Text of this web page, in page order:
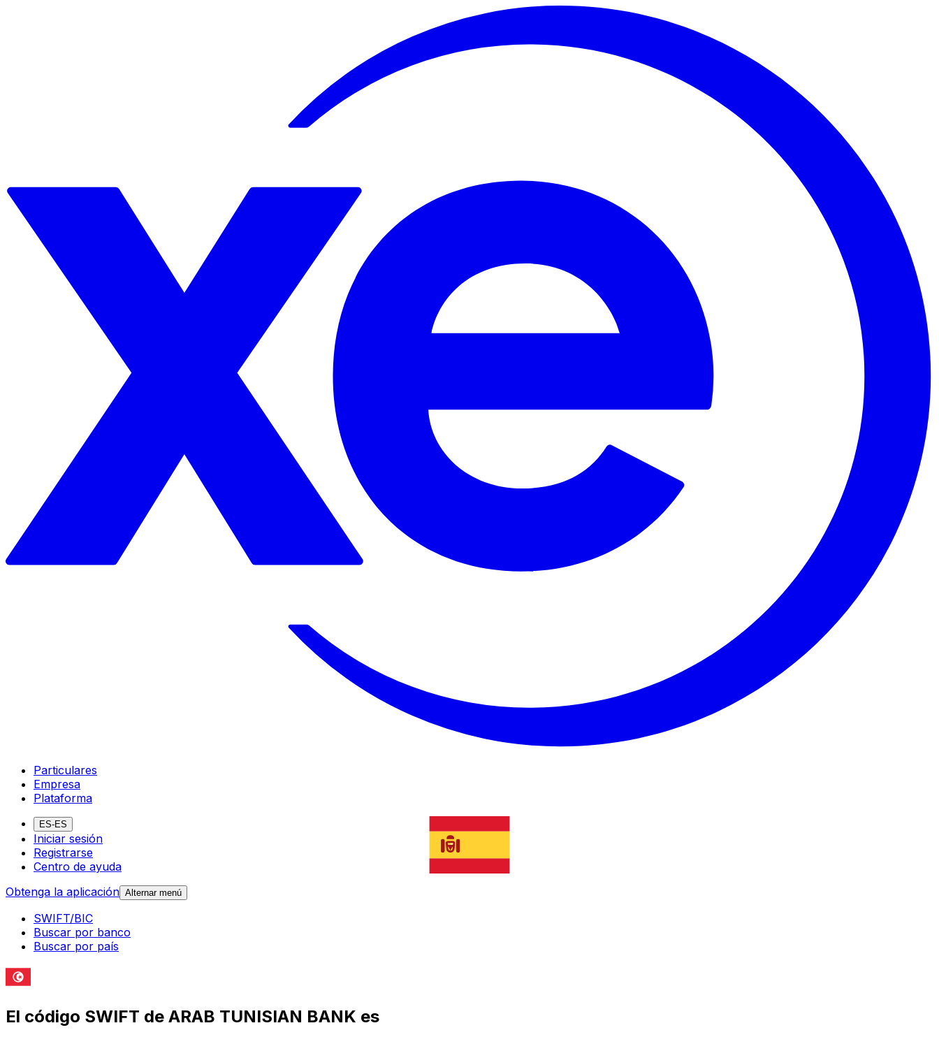
Particulares
Empresa
Plataforma
ES-ES
Iniciar sesión
Registrarse
Centro de ayuda
Obtenga la aplicación Alternar menú
SWIFT/BIC
Buscar por banco
Buscar por país
El código SWIFT de ARAB TUNISIAN BANK es